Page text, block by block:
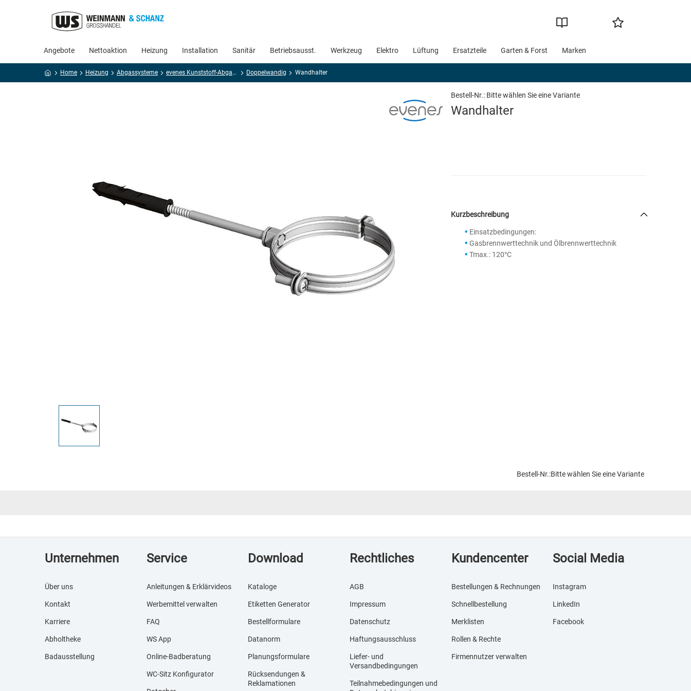
Angebote Nettoaktion Heizung Installation Sanitär Betriebsausst. Werkzeug Elektro Lüftung Ersatzteile Garten & Forst Marken
Home Heizung Abgassysteme evenes Kunststoff-Abgassysteme Doppelwandig Wandhalter
Bestell-Nr.: Bitte wählen Sie eine Variante
Wandhalter
Kurzbeschreibung
Einsatzbedingungen:
Gasbrennwerttechnik und Ölbrennwerttechnik
Tmax.: 120°C
Bestell-Nr.:Bitte wählen Sie eine Variante
Unternehmen
Über uns
Kontakt
Karriere
Abholtheke
Badausstellung
Service
Anleitungen & Erklärvideos
Werbemittel verwalten
FAQ
WS App
Online-Badberatung
WC-Sitz Konfigurator
Download
Kataloge
Etiketten Generator
Bestellformulare
Datanorm
Planungsformulare
Rücksendungen &
Reklamationen
Rechtliches
AGB
Impressum
Datenschutz
Haftungsausschluss
Liefer- und
Versandbedingungen
Teilnahmebedingungen und
Kundencenter
Bestellungen & Rechnungen
Schnellbestellung
Merklisten
Rollen & Rechte
Firmennutzer verwalten
Social Media
Instagram
LinkedIn
Facebook